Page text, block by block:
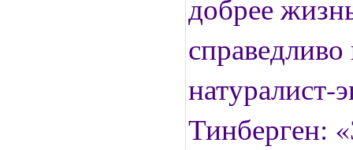
натуралист-
Тинберген: